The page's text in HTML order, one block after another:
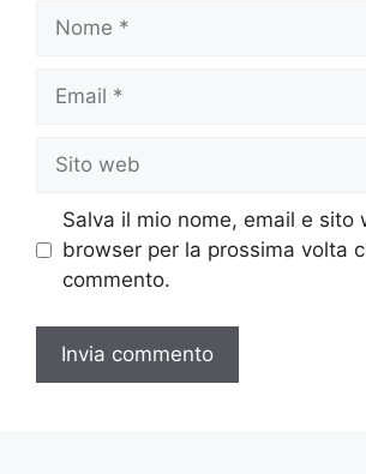
Nome
Email
Sito
web
Salva il mio nome, email e sito
browser per la prossima volta
commento.